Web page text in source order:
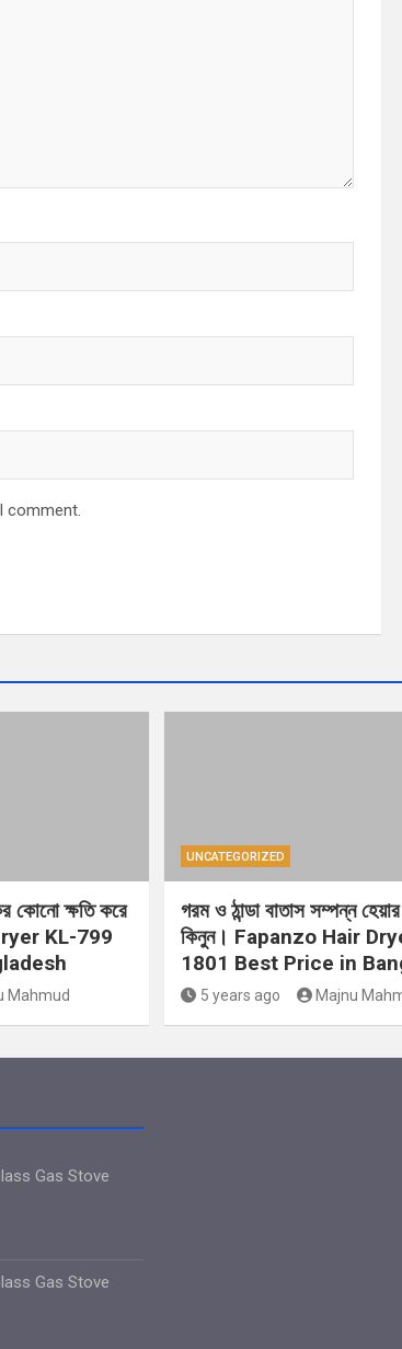
comment.
কোনো ক্ষতি করে
KL-799
Mahmud
UNCATEGORIZED
গরম ও ঠান্ডা বাতাস সম্পন্ন
কিনুন। Fapanzo Hair
1801 Best Price in
5 years ago Majnu
Gas Stove
Gas Stove